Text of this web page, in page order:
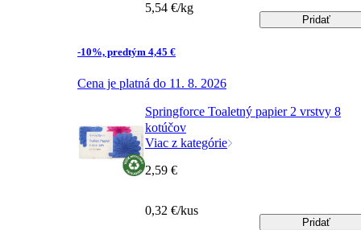
-10%, predtým 4,45 €
Cena je platná do 11. 8. 2026
5,54 €/kg
Pridať
Springforce Toaletný papier 2 vrstvy 8
kotúčov
Viac z kategórie
2,59 €
0,32 €/kus
Pridať